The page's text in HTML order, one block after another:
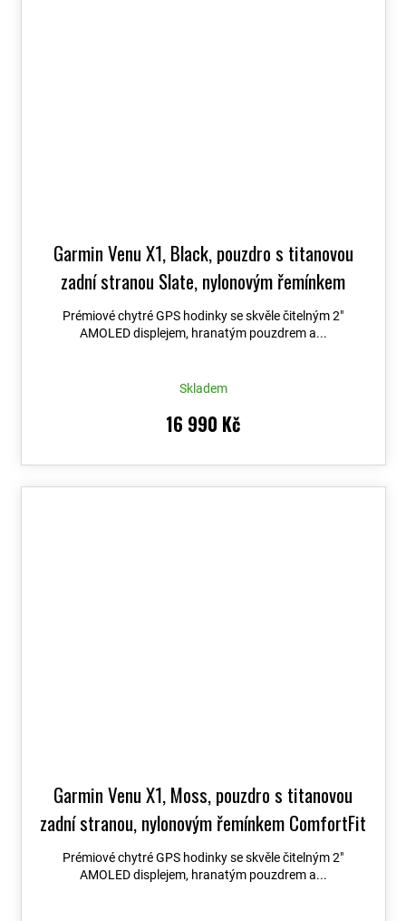
Garmin Venu X1, Black, pouzdro s titanovou
zadní stranou Slate, nylonovým řemínkem
ComfortFit Black 010-02980-02+ možnost
výměny do 90 dní + Topo Czech PRO Voucher
Prémiové chytré GPS hodinky se skvěle čitelným 2″
AMOLED displejem, hranatým pouzdrem a...
Skladem
16 990 Kč
Garmin Venu X1, Moss, pouzdro s titanovou
zadní stranou, nylonovým řemínkem ComfortFit
Moss 010-02980-03+ možnost výměny do 90
dní + Topo Czech PRO Voucher
Prémiové chytré GPS hodinky se skvěle čitelným 2″
AMOLED displejem, hranatým pouzdrem a...